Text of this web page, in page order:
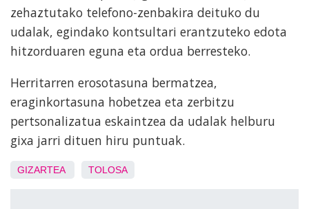
zehaztutako telefono-zenbakira deituko du
udalak, egindako kontsultari erantzuteko edota
hitzorduaren eguna eta ordua berresteko.
Herritarren erosotasuna bermatzea,
eraginkortasuna hobetzea eta zerbitzu
pertsonalizatua eskaintzea da udalak helburu
gixa jarri dituen hiru puntuak.
GIZARTEA TOLOSA